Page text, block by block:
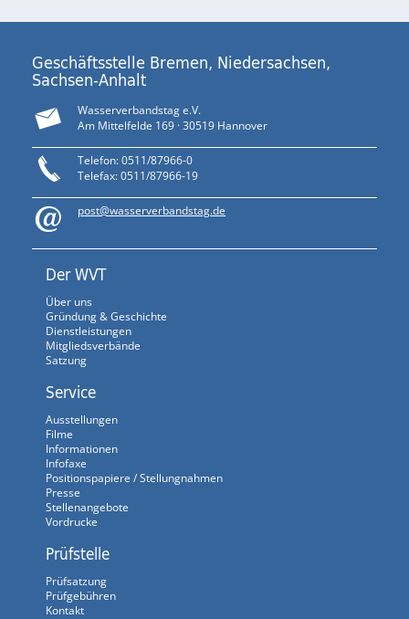
Geschäftsstelle Bremen, Niedersachsen,
Sachsen-Anhalt
Wasserverbandstag e.V.
Am Mittelfelde 169 · 30519 Hannover
Telefon: 0511/87966-0
Telefax: 0511/87966-19
post@wasserverbandstag.de
Der WVT
Über uns
Gründung & Geschichte
Dienstleistungen
Mitgliedsverbände
Satzung
Service
Ausstellungen
Filme
Informationen
Infofaxe
Positionspapiere / Stellungnahmen
Presse
Stellenangebote
Vordrucke
Prüfstelle
Prüfsatzung
Prüfgebühren
Kontakt